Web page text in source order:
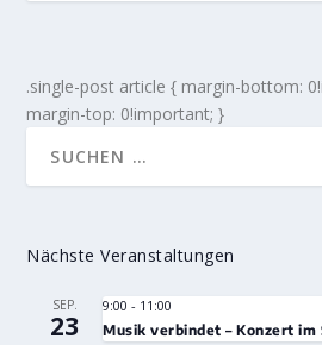
.single-post article { margin-bottom:
margin-top: 0!important; }
Nächste Veranstaltungen
SEP.
23
9:00 - 11:00
Musik verbindet – Konzert im